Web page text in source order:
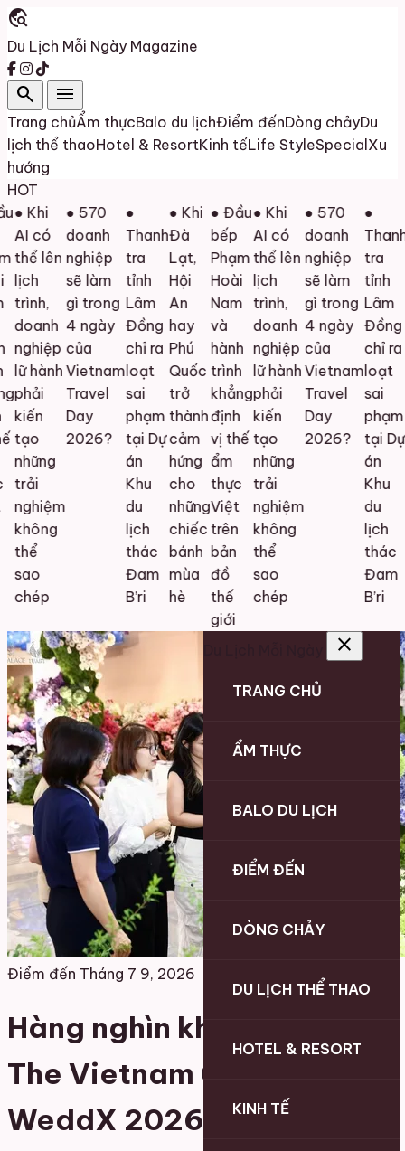
travel_explore
Du Lịch Mỗi Ngày Magazine
search menu
Trang chủẨm thựcBalo du lịchĐiểm đếnDòng chảyDu
lịch thể thaoHotel & ResortKinh tếLife StyleSpecial Xu
hướng
HOT
● Khi
AI có
thể lên
lịch
trình,
doanh
nghiệp
lữ hành
phải
kiến
tạo
những
trải
nghiệm
không
thể
sao
chép
● 570
doanh
nghiệp
sẽ làm
gì trong
4 ngày
của
Vietnam
Travel
Day
2026?
●
Thanh
tra
tỉnh
Lâm
Đồng
chỉ ra
loạt
sai
phạm
tại Dự
án
Khu
du
lịch
thác
Đam
B’ri
● Khi
Đà
Lạt,
Hội
An
hay
Phú
Quốc
trở
thành
cảm
hứng
cho
những
chiếc
bánh
mùa
hè
● Đầu
bếp
Phạm
Hoài
Nam
và
hành
trình
khẳng
định
vị thế
ẩm
thực
Việt
trên
bản
đồ
thế
giới
● Khi
AI có
thể lên
lịch
trình,
doanh
nghiệp
lữ hành
phải
kiến
tạo
những
trải
nghiệm
không
thể
sao
chép
● 570
doanh
nghiệp
sẽ làm
gì trong
4 ngày
của
Vietnam
Travel
Day
2026?
●
Thanh
tra
tỉnh
Lâm
Đồng
chỉ ra
loạt
sai
phạm
tại Dự
án
Khu
du
lịch
thác
Đam
B’ri
close
TRANG CHỦ
ẨM THỰC
BALO DU LỊCH
ĐIỂM ĐẾN
DÒNG CHẢY
DU LỊCH THỂ THAO
HOTEL & RESORT
KINH TẾ
Điểm đến Tháng 7 9, 2026
Hàng nghìn khách đổ về
The Vietnam Grand
WeddX 2026